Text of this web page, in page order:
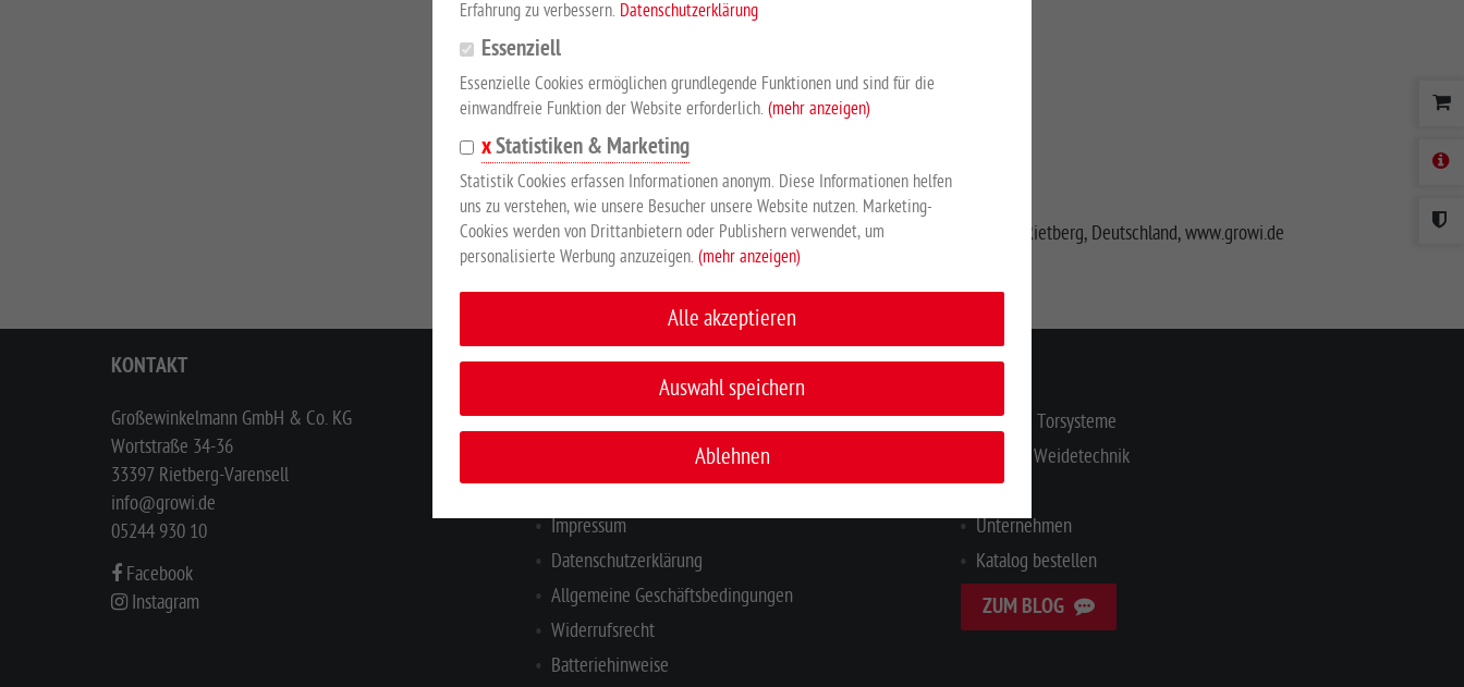
SICHERHEITSHINWEISE
Hersteller:Großewinkelmann GmbH & Co. KG, Wortstr. 34-36, 33397, Rietberg, Deutschland, www.growi.de
KONTAKT
Großewinkelmann GmbH & Co. KG
Wortstraße 34-36
33397 Rietberg-Varensell
info@growi.de
05244 930 10
Facebook
Instagram
INFORMATIONEN
Ihr Kontakt zu uns
Impressum
Datenschutzerklärung
Allgemeine Geschäftsbedingungen
Widerrufsrecht
Batteriehinweise
INHALT
Zaun- & Torsysteme
Stall- & Weidetechnik
Unternehmen
Katalog bestellen
ZUM BLOG
Erfahrung zu verbessern. Datenschutzerklärung
Essenziell
Essenzielle Cookies ermöglichen grundlegende Funktionen und sind für die
einwandfreie Funktion der Website erforderlich. (mehr anzeigen)
Statistiken & Marketing
Statistik Cookies erfassen Informationen anonym. Diese Informationen helfen
uns zu verstehen, wie unsere Besucher unsere Website nutzen. Marketing-
Cookies werden von Drittanbietern oder Publishern verwendet, um
personalisierte Werbung anzuzeigen. (mehr anzeigen)
Alle akzeptieren
Auswahl speichern
Ablehnen